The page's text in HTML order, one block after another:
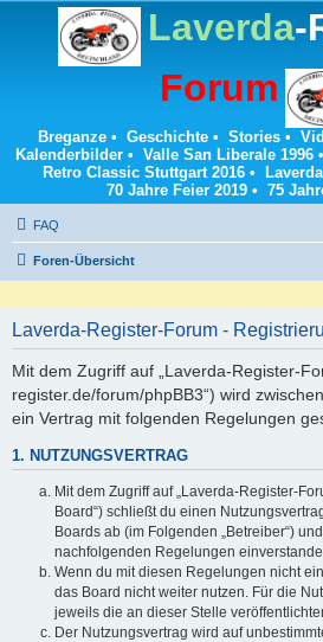
Laverda-
Forum
Breganze• Geschichte• Stories•
Kalenderbilder• Valle San Liberale 1996•
Retro Classic Stuttgart 2016 •
70 Jahre Feier 2019 • 75
FAQ
Foren-Übersicht
Laverda-Register-Forum -
Mit dem Zugriff auf „Laverda-Register-
register.de/forum/phpBB3“) wird
ein Vertrag mit folgenden Regelungen
1. NUTZUNGSVERTRAG
Mit dem Zugriff auf „Laverda-Register-
Board“) schließt du einen
Boards ab (im Folgenden „Betreiber“)
nachfolgenden Regelungen
Wenn du mit diesen Regelungen nicht
das Board nicht weiter nutzen. Für die
jeweils die an dieser Stelle
Der Nutzungsvertrag wird auf